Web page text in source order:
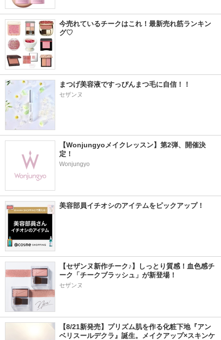
今売れているチークはこれ！最新売れ筋ランキン
グ♡
まつげ美容液ですっぴんまつ毛に自信！！
セザンヌ
【Wonjungyoメイクレッスン】第2弾、開催決
定！
Wonjungyo
美容部員イチオシのアイテムをピックアップ！
【セザンヌ新作チーク♪】しっとり質感！血色感チ
ーク「チークブラッシュ」が新登場！
セザンヌ
【8/21新発売】プリズム肌を作る化粧下地『アン
ベリスールデクラ』誕生。メイクアップ×スキンケ